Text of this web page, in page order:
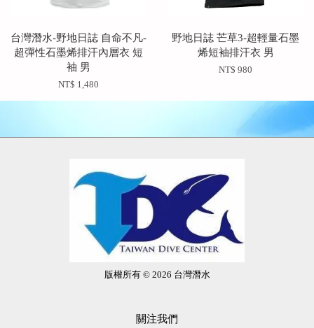
台灣潛水-野地日誌 自命不凡-
超彈性石墨烯排汗內層衣 短
袖 男
NT$ 1,480
野地日誌 芒草3-超輕量石墨
烯短袖排汗衣 男
NT$ 980
版權所有 © 2026 台灣潛水
關注我們